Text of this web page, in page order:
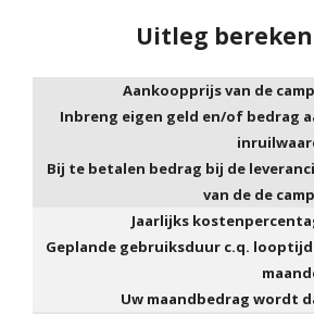
Uitleg
Aankoopprijs van de
Inbreng eigen geld en/of bedrag
Bij te betalen bedrag bij de
van de de
Jaarlijks
Geplande gebruiksduur c.q.
Uw maandbedrag wordt